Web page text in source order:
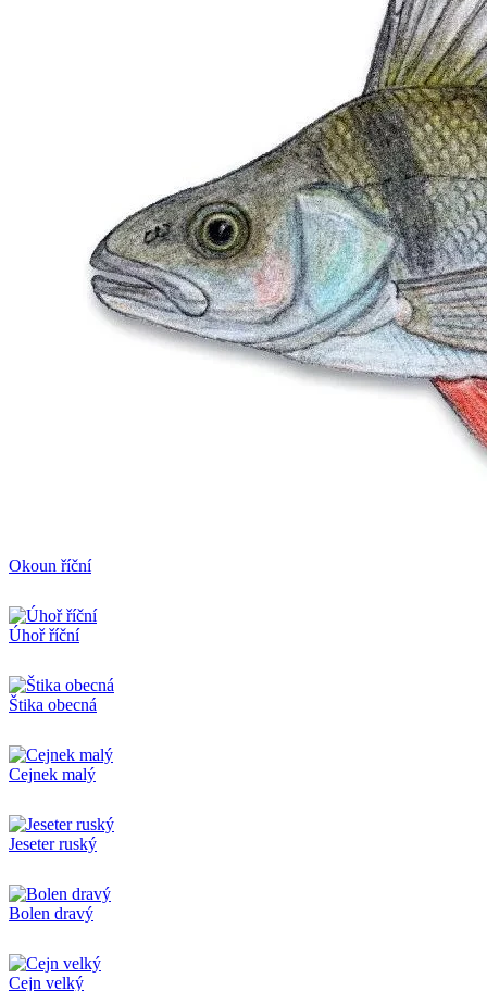
Okoun říční
Úhoř říční
Štika obecná
Cejnek malý
Jeseter ruský
Bolen dravý
Cejn velký